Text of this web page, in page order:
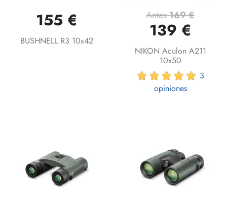
155 €
BUSHNELL R3 10x42
Antes169 €
139 €
NIKON Aculon A211
10x50
3
opiniones